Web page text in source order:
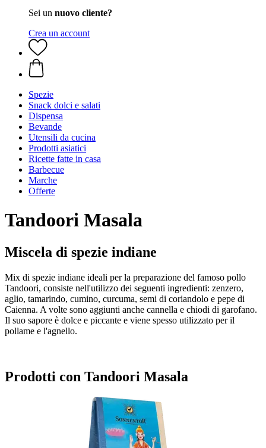
Sei un nuovo cliente?
Crea un account
Spezie
Snack dolci e salati
Dispensa
Bevande
Utensili da cucina
Prodotti asiatici
Ricette fatte in casa
Barbecue
Marche
Offerte
Tandoori Masala
Miscela di spezie indiane
Mix di spezie indiane ideali per la preparazione del famoso pollo
Tandoori, consiste nell'utilizzo dei seguenti ingredienti: zenzero,
aglio, tamarindo, cumino, curcuma, semi di coriandolo e pepe di
Caienna. A volte sono aggiunti anche cannella e chiodi di garofano.
Il suo sapore è dolce e piccante e viene spesso utilizzato per il
pollame e l'agnello.
Prodotti con Tandoori Masala